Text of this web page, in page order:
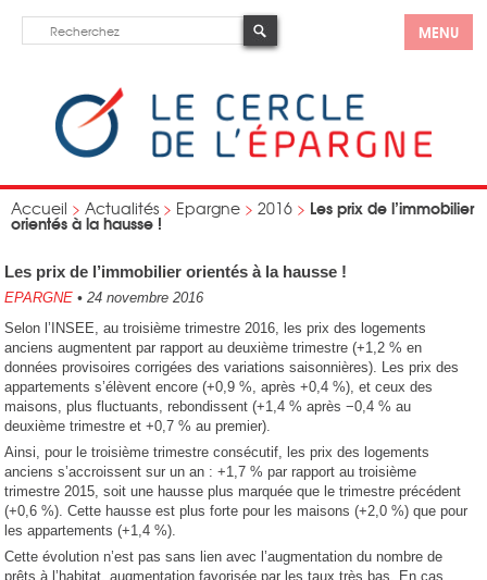
MENU
Accueil > Actualités > Epargne > 2016 > Les prix de l’immobilier
orientés à la hausse !
Les prix de l’immobilier orientés à la hausse !
EPARGNE • 24 novembre 2016
Selon l’INSEE, au troisième trimestre 2016, les prix des logements
anciens augmentent par rapport au deuxième trimestre (+1,2 % en
données provisoires corrigées des variations saisonnières). Les prix des
appartements s’élèvent encore (+0,9 %, après +0,4 %), et ceux des
maisons, plus fluctuants, rebondissent (+1,4 % après −0,4 % au
deuxième trimestre et +0,7 % au premier).
Ainsi, pour le troisième trimestre consécutif, les prix des logements
anciens s’accroissent sur un an : +1,7 % par rapport au troisième
trimestre 2015, soit une hausse plus marquée que le trimestre précédent
(+0,6 %). Cette hausse est plus forte pour les maisons (+2,0 %) que pour
les appartements (+1,4 %).
Cette évolution n’est pas sans lien avec l’augmentation du nombre de
prêts à l’habitat, augmentation favorisée par les taux très bas. En cas